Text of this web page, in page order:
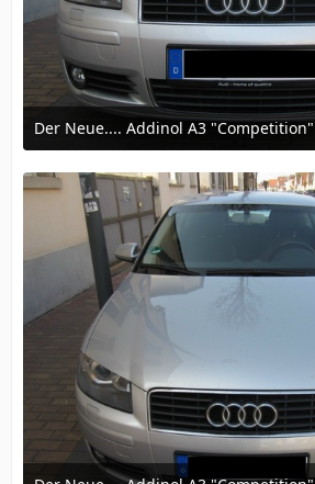
Der Neue.... Addinol A3 "Competition"
12. März 2016 um 16:57